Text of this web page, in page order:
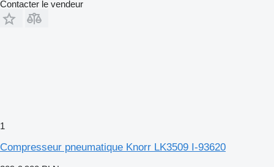
Contacter le vendeur
1
Compresseur pneumatique Knorr LK3509 I-93620